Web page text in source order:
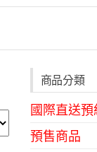
商品分類
國際直送預
預售商品